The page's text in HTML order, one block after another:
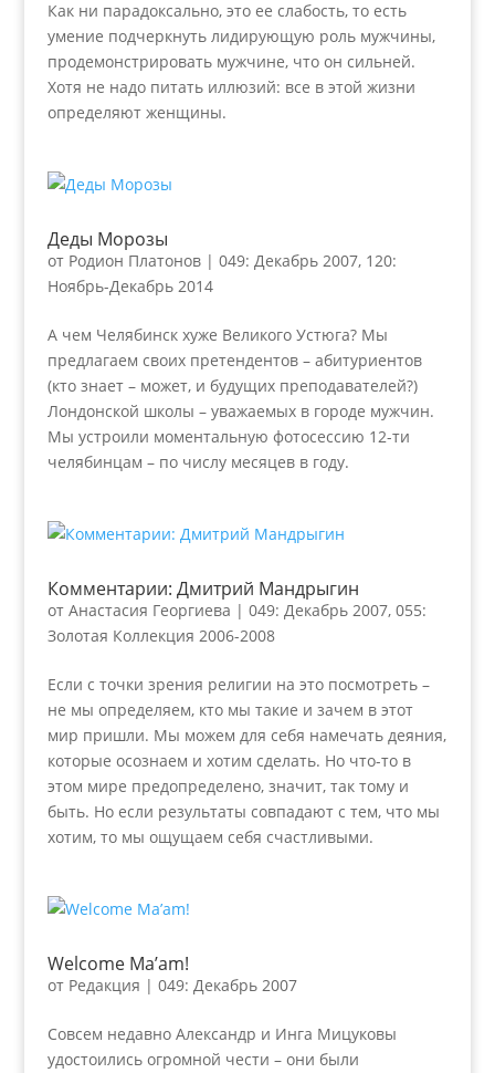
Как ни парадоксально, это ее слабость, то есть
умение подчеркнуть лидирующую роль мужчины,
продемонстрировать мужчине, что он сильней.
Хотя не надо питать иллюзий: все в этой жизни
определяют женщины.
Деды Морозы
от Родион Платонов| 049: Декабрь 2007, 120:
Ноябрь-Декабрь 2014
А чем Челябинск хуже Великого Устюга? Мы
предлагаем своих претендентов – абитуриентов
(кто знает – может, и будущих преподавателей?)
Лондонской школы – уважаемых в городе мужчин.
Мы устроили моментальную фотосессию 12-ти
челябинцам – по числу месяцев в году.
Комментарии: Дмитрий Мандрыгин
от Анастасия Георгиева | 049: Декабрь 2007, 055:
Золотая Коллекция 2006-2008
Если с точки зрения религии на это посмотреть –
не мы определяем, кто мы такие и зачем в этот
мир пришли. Мы можем для себя намечать деяния,
которые осознаем и хотим сделать. Но что-то в
этом мире предопределено, значит, так тому и
быть. Но если результаты совпадают с тем, что мы
хотим, то мы ощущаем себя счастливыми.
Welcome Ma’am!
от Редакция | 049: Декабрь 2007
Совсем недавно Александр и Инга Мицуковы
удостоились огромной чести – они были